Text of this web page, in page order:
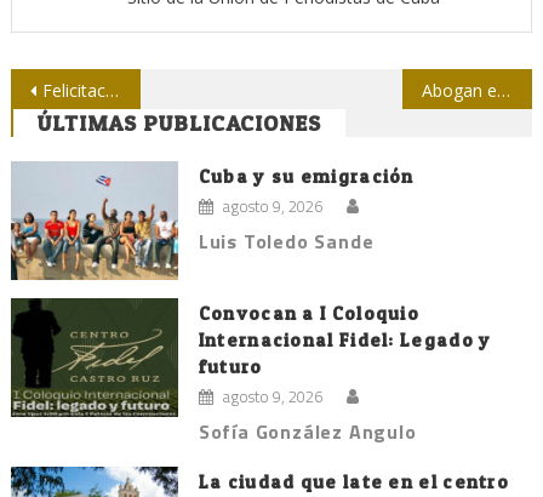
Navegación
de
entradas
Felicitación de la Upec a las federadas cubanas Abogan en Irán por estrechar cooperación periodística con Cuba
ÚLTIMAS PUBLICACIONES
Cuba y su emigración
agosto 9, 2026
Luis Toledo Sande
Convocan a I Coloquio
Internacional Fidel: Legado y
futuro
agosto 9, 2026
Sofía González Angulo
La ciudad que late en el centro